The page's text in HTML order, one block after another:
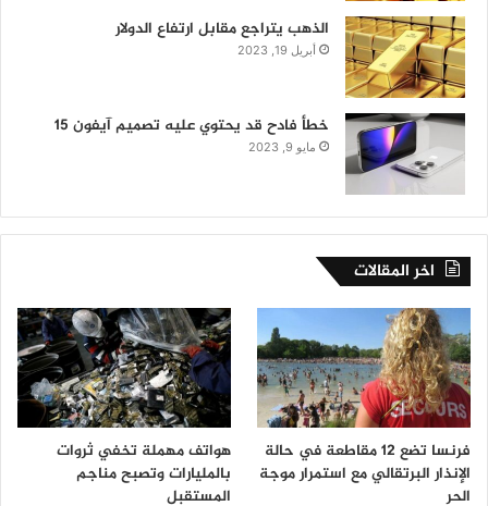
الذهب يتراجع مقابل ارتفاع الدولار
أبريل 19, 2023
خطأ فادح قد يحتوي عليه تصميم آيفون 15
مايو 9, 2023
اخر المقالات
فرنسا تضع 12 مقاطعة في حالة
الإنذار البرتقالي مع استمرار موجة
الحر
هواتف مهملة تخفي ثروات
بالمليارات وتصبح مناجم
المستقبل